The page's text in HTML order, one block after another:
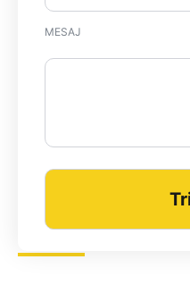
MESAJ
Obiectivele